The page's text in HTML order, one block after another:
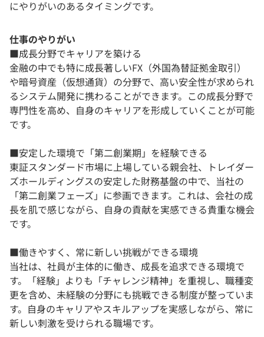
にやりがいのあるタイミングです。
仕事のやりがい
■成長分野でキャリアを築ける
金融の中でも特に成長著しいFX（外国為替証拠金取引）
や暗号資産（仮想通貨）の分野で、高い安全性が求められ
るシステム開発に携わることができます。この成長分野で
専門性を高め、自身のキャリアを形成していくことが可能
です。
■安定した環境で「第二創業期」を経験できる
東証スタンダード市場に上場している親会社、トレイダー
ズホールディングスの安定した財務基盤の中で、当社の
「第二創業フェーズ」に参画できます。これは、会社の成
長を肌で感じながら、自身の貢献を実感できる貴重な機会
です。
■働きやすく、常に新しい挑戦ができる環境
当社は、社員が主体的に働き、成長を追求できる環境で
す。「経験」よりも「チャレンジ精神」を重視し、職種変
更を含め、未経験の分野にも挑戦できる制度が整っていま
す。自身のキャリアやスキルアップを実感しながら、常に
新しい刺激を受けられる職場です。